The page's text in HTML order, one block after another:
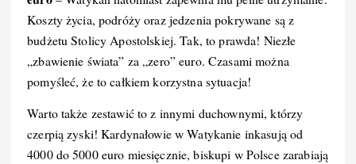
k
Koszty życia, podróży oraz jedzenia pokrywane są z
budżetu Stolicy Apostolskiej. Tak, to prawda! Niezłe
„zbawienie świata” za „zero” euro. Czasami można
pomyśleć, że to całkiem korzystna sytuacja!
Warto także zestawić to z innymi duchownymi, którzy
czerpią zyski! Kardynałowie w Watykanie inkasują od
4000 do 5000 euro miesięcznie, biskupi w Polsce zarabiają